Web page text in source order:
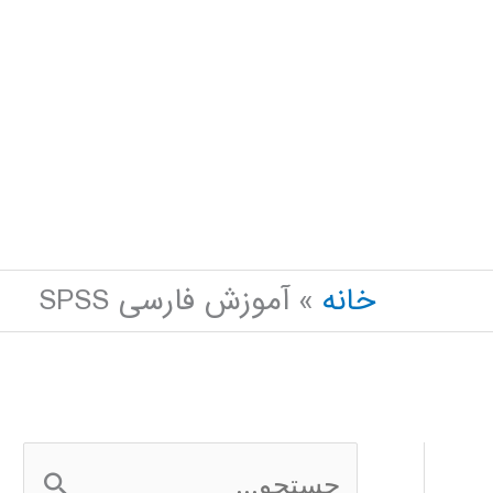
خانه
آموزش فارسی SPSS